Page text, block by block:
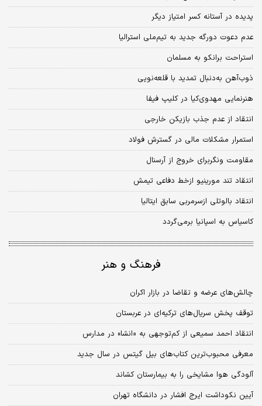
پدیده در آستانه کسر امتیاز دیگر
عدم دعوت دورگه جدید به تیم‌ملی استرالیا
استراحت برانکو به مسلمان
ذوب‌آهن به‌دنبال تمدید با قلعه‌نویی
هنرنمایی مهدوی‌کیا در کلیپ فیفا
انتقاد از عدم جذب بازیکن خارجی
استمرار مشکلات مالی در گسترش فولاد
مقاومت ونگربرای خروج از آرسنال
انتقاد تند مورینیو ازخط دفاعی تیمش
انتقاد بالوتلی ازسرمربی سابق ایتالیا
کاسیاس به اسپانیا برمی‌گردد
فرهنگ و هنر
چالش‌های عرضه و تقاضا در بازار اکران
توقف پخش سریال‌های ترکیه‌ای در عربستان
انتقاد احمد سمیعی از کم‌توجهی به «انشا» در مدارس
معرفی محبوب‌ترین کتاب‌های بیل گیتس در سال جدید
آلودگی هوا مشایخی را به بیمارستان کشاند
آیین نکوداشت ایرج افشار در دانشگاه تهران